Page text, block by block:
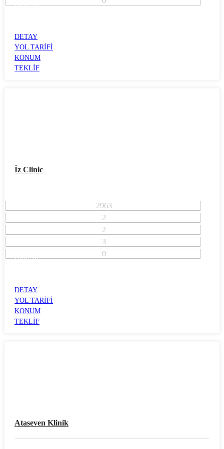
İzmir İli
DETAY
YOL TARİFİ
KONUM
TEKLİF
İz Clinic
2963
2
2
3
0
İzmir İli
DETAY
YOL TARİFİ
KONUM
TEKLİF
Ataseven Klinik